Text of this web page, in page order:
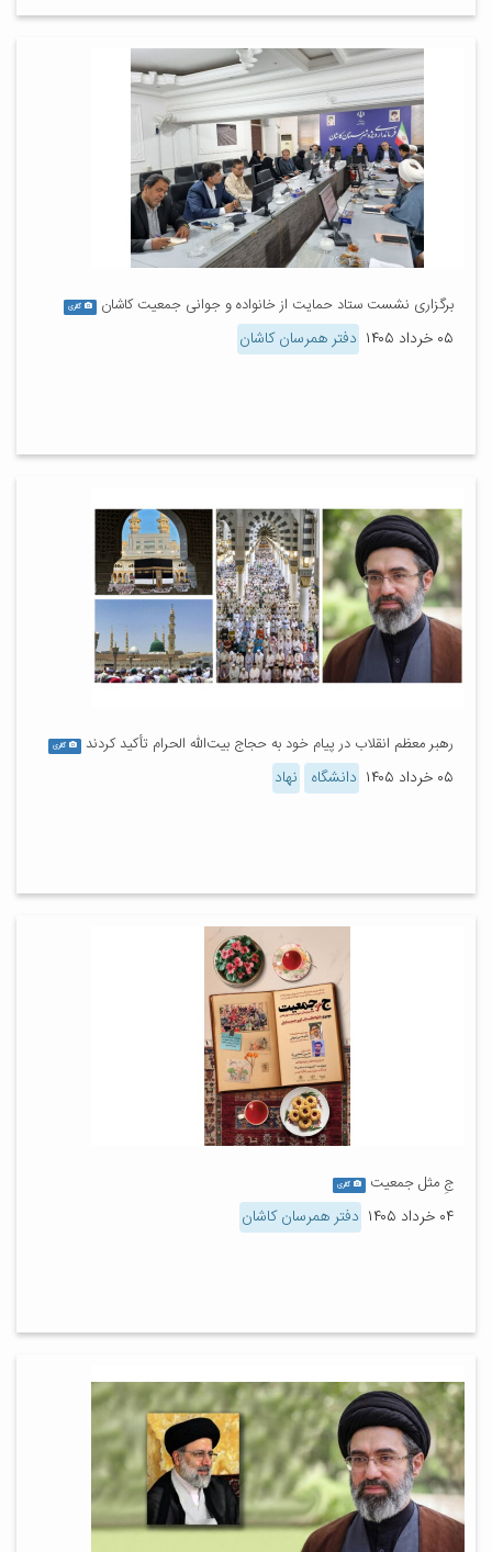
برگزاری نشست ستاد حمایت از خانواده و جوانی جمعیت کاشان گالری
۰۵ خرداد ۱۴۰۵ دفتر همرسان کاشان
رهبر معظم انقلاب در پیام خود به حجاج بیت‌الله الحرام تأکید کردند گالری
۰۵ خرداد ۱۴۰۵ دانشگاه نهاد
جِ مثل جمعیت گالری
۰۴ خرداد ۱۴۰۵ دفتر همرسان کاشان